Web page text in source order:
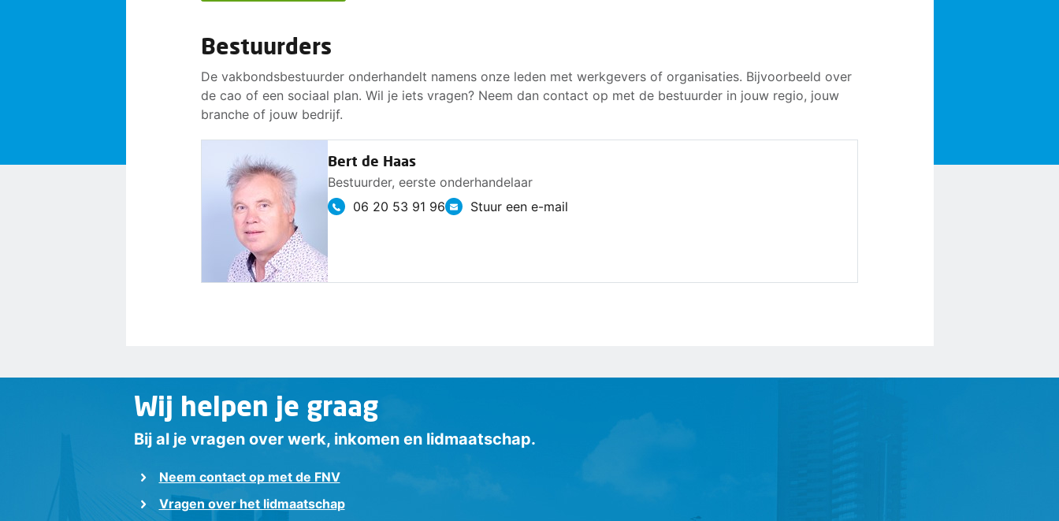
Bestuurders
De vakbondsbestuurder onderhandelt namens onze leden met werkgevers of organisaties. Bijvoorbeeld over
de cao of een sociaal plan. Wil je iets vragen? Neem dan contact op met de bestuurder in jouw regio, jouw
branche of jouw bedrijf.
Bert de Haas
Bestuurder, eerste onderhandelaar
06 20 53 91 96
Stuur een e-mail
Wij helpen je graag
Bij al je vragen over werk, inkomen en lidmaatschap.
Neem contact op met de FNV
Vragen over het lidmaatschap